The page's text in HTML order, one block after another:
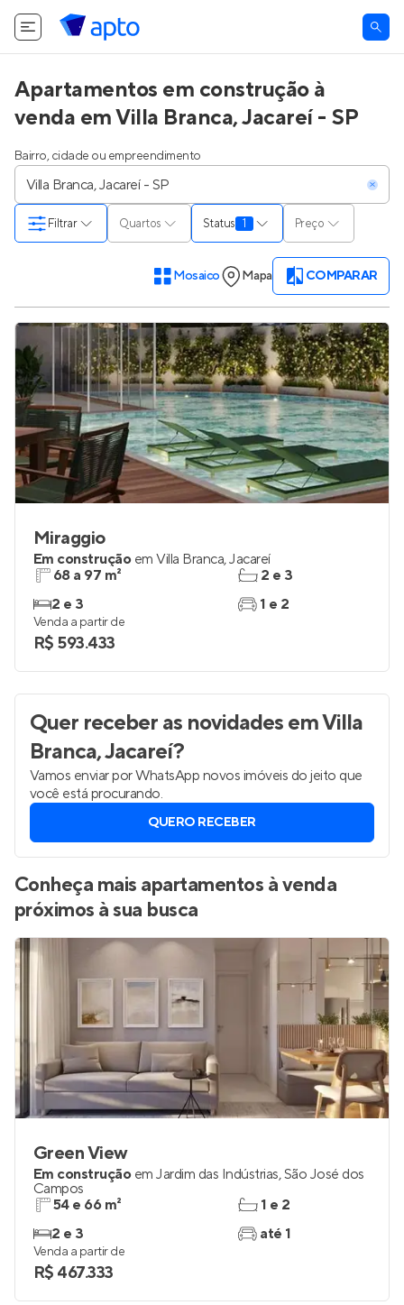
Apartamentos em construção à
venda em Villa Branca, Jacareí - SP
Bairro, cidade ou empreendimento
Quartos Status 1 Preço
Filtrar
Mosaico Mapa COMPARAR
Miraggio
Em construção em Villa Branca,Jacareí
68 a 97 m²
2 e 3
2 e 3
1 e 2
Venda a partir de
R$ 593.433
Quer receber as novidadesem Villa
Branca, Jacareí?
Vamos enviar por WhatsApp novos imóveis do jeito que
você está procurando.
QUERO RECEBER
Conheça mais apartamentos à venda
próximos à sua busca
Green View
Em construção em Jardim das Indústrias,São José dos
Campos
54 e 66 m²
2 e 3
1 e 2
até 1
Venda a partir de
R$ 467.333